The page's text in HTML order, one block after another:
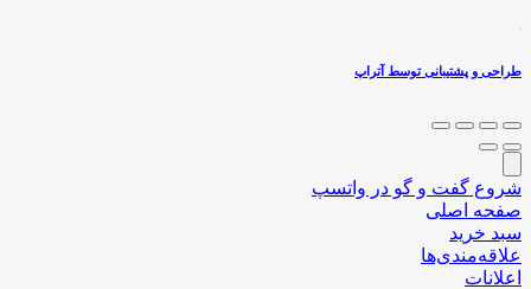
طراحی و پشتیبانی توسط آتراپ
شروع گفت و گو در واتسپ
صفحه اصلی
سبد خرید
علاقه‌مندی‌ها
اعلانات